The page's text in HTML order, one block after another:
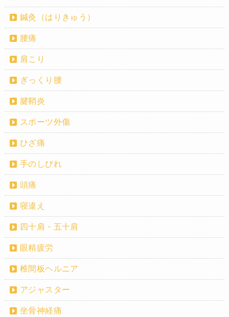
鍼灸（はりきゅう）
腰痛
肩こり
ぎっくり腰
腱鞘炎
スポーツ外傷
ひざ痛
手のしびれ
頭痛
寝違え
四十肩・五十肩
眼精疲労
椎間板ヘルニア
アジャスター
坐骨神経痛